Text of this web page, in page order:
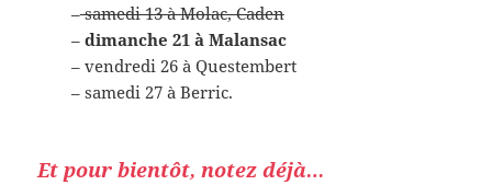
–samedi 13 à Molac, Caden
– dimanche 21 à Malansac
– vendredi 26 à Questembert
– samedi 27 à Berric.
Et pour bientôt, notez déjà…